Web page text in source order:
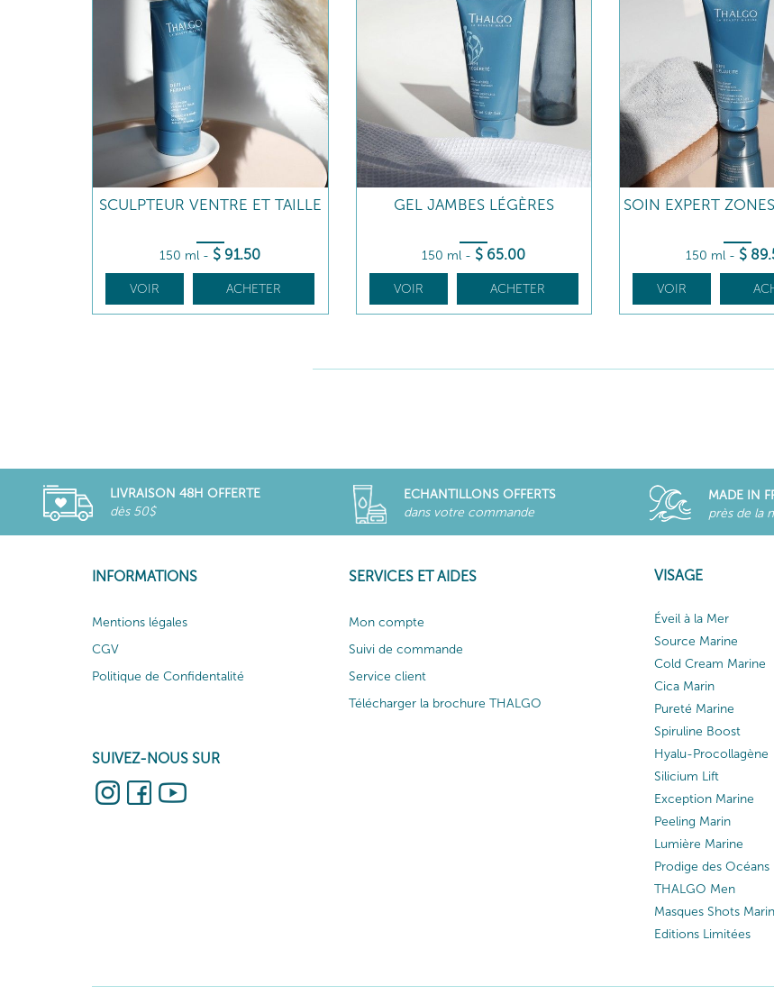
SCULPTEUR VENTRE ET TAILLE
150 ml - $ 91.50
VOIR ACHETER
GEL JAMBES LÉGÈRES
150 ml - $ 65.00
VOIR ACHETER
SOIN EXPERT
150 ml - $ 89
VOIR
LIVRAISON 48H OFFERTE
dès 50$
ECHANTILLONS OFFERTS
dans votre commande
MADE IN
près de la
INFORMATIONS
Mentions légales
CGV
Politique de Confidentalité
SUIVEZ-NOUS SUR
SERVICES ET AIDES
Mon compte
Suivi de commande
Service client
Télécharger la brochure THALGO
VISAGE
Éveil à la Mer
Source Marine
Cold Cream Marine
Cica Marin
Pureté Marine
Spiruline Boost
Hyalu-Procollagène
Silicium Lift
Exception Marine
Peeling Marin
Lumière Marine
Prodige des Océans
THALGO Men
Masques Shots
Editions Limitées